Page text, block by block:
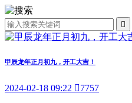

甲辰龙年正月初九，开工大吉！
2024-02-18 09:22 7757